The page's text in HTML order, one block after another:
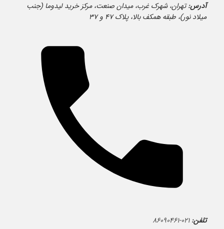
آدرس:تهران، شهرک غرب، میدان صنعت، مرکز خرید لیدوما (جنب
میلاد نور)، طبقه همکف بالا، پلاک ۴۷ و ۳۷
تلفن: ۰۲۱-۸۶۰۹۰۴۶۱